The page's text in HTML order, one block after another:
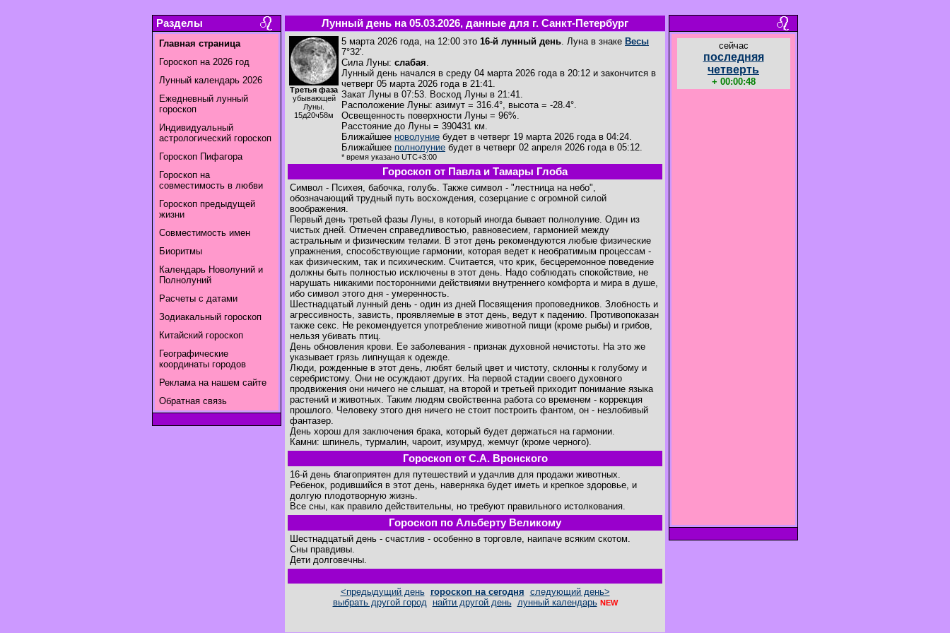
Разделы
Главная страница
Гороскоп на 2026 год
Лунный календарь 2026
Ежедневный лунный
гороскоп
Индивидуальный
астрологический гороскоп
Гороскоп Пифагора
Гороскоп на
совместимость в любви
Гороскоп предыдущей
жизни
Совместимость имен
Биоритмы
Календарь Новолуний и
Полнолуний
Расчеты с датами
Зодиакальный гороскоп
Китайский гороскоп
Географические
координаты городов
Реклама на нашем сайте
Обратная связь
Лунный день на 05.03.2026, данные для г. Санкт-Петербург
Третья фаза
убывающей
Луны.
15д20ч58м
5 марта 2026 года, на 12:00 это 16-й лунный день. Луна в знаке Весы
7°32'.
Сила Луны: слабая.
Лунный день начался в среду 04 марта 2026 года в 20:12 и закончится в
четверг 05 марта 2026 года в 21:41.
Закат Луны в 07:53. Восход Луны в 21:41.
Расположение Луны: азимут = 316.4°, высота = -28.4°.
Освещенность поверхности Луны = 96%.
Расстояние до Луны = 390431 км.
Ближайшее новолуние будет в четверг 19 марта 2026 года в 04:24.
Ближайшее полнолуние будет в четверг 02 апреля 2026 года в 05:12.
* время указано UTC+3:00
Гороскоп от Павла и Тамары Глоба
Символ - Психея, бабочка, голубь. Также символ - "лестница на небо",
обозначающий трудный путь восхождения, созерцание с огромной силой
воображения.
Первый день третьей фазы Луны, в который иногда бывает полнолуние. Один из
чистых дней. Отмечен справедливостью, равновесием, гармонией между
астральным и физическим телами. В этот день рекомендуются любые физические
упражнения, способствующие гармонии, которая ведет к необратимым процессам -
как физическим, так и психическим. Считается, что крик, бесцеремонное поведение
должны быть полностью исключены в этот день. Надо соблюдать спокойствие, не
нарушать никакими посторонними действиями внутреннего комфорта и мира в душе,
ибо символ этого дня - умеренность.
Шестнадцатый лунный день - один из дней Посвящения проповедников. Злобность и
агрессивность, зависть, проявляемые в этот день, ведут к падению. Противопоказан
также секс. Не рекомендуется употребление животной пищи (кроме рыбы) и грибов,
нельзя убивать птиц.
День обновления крови. Ее заболевания - признак духовной нечистоты. На это же
указывает грязь липнущая к одежде.
Люди, рожденные в этот день, любят белый цвет и чистоту, склонны к голубому и
серебристому. Они не осуждают других. На первой стадии своего духовного
продвижения они ничего не слышат, на второй и третьей приходит понимание языка
растений и животных. Таким людям свойственна работа со временем - коррекция
прошлого. Человеку этого дня ничего не стоит построить фантом, он - незлобивый
фантазер.
День хорош для заключения брака, который будет держаться на гармонии.
Камни: шпинель, турмалин, чароит, изумруд, жемчуг (кроме черного).
Гороскоп от С.А. Вронского
16-й день благоприятен для путешествий и удачлив для продажи животных.
Ребенок, родившийся в этот день, наверняка будет иметь и крепкое здоровье, и
долгую плодотворную жизнь.
Все сны, как правило действительны, но требуют правильного истолкования.
Гороскоп по Альберту Великому
Шестнадцатый день - счастлив - особенно в торговле, наипаче всяким скотом.
Сны правдивы.
Дети долговечны.
<предыдущий день гороскоп на сегодня следующий день>
выбрать другой город
найти другой день лунный календарь NEW
cейчас
последняя
четверть
+ 00:00:47